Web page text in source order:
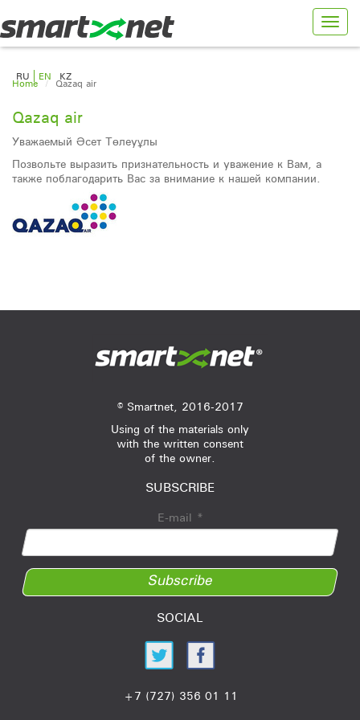
RU EN KZ
Home Qazaq air
Qazaq air
Уважаемый Әсет Төлеуұлы
Позвольте выразить признательность и уважение к Вам, а
также поблагодарить Вас за внимание к нашей компании.
© Smartnet, 2016-2017
Using of the materials only
with the written consent
of the owner.
SUBSCRIBE
E-mail *
Subscribe
SOCIAL
+7 (727) 356 01 11